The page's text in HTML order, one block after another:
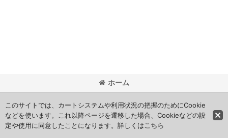
ホーム
このサイトでは、カートシステムや利用状況の把握のためにCookie
などを使います。これ以降ページを遷移した場合、Cookieなどの設
定や使用に同意したことになります。詳しくはこちら